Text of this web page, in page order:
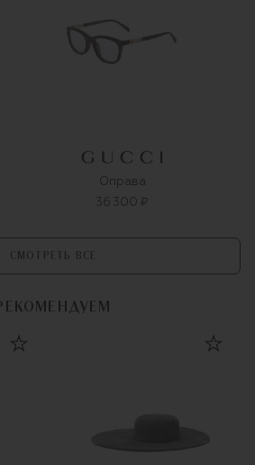
Оправа
36 300 ₽
СМОТРЕТЬ ВСЕ
РЕКОМЕНДУЕМ